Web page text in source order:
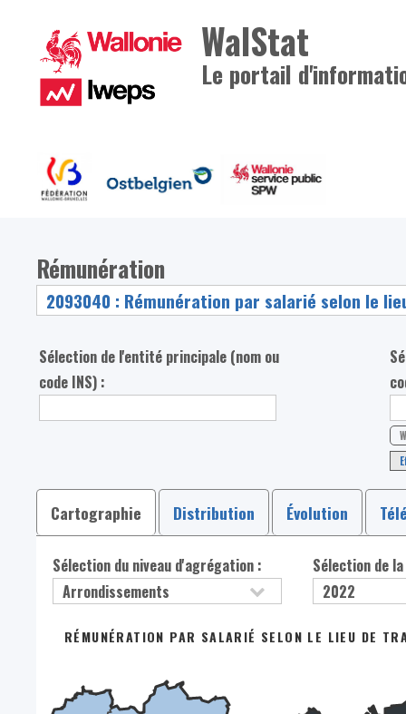
WalStat
Le portail
Rémunération
Sélection de l'entité principale (nom ou
code INS) :
Cartographie Distribution Évolution
Sélection du niveau d'agrégation : Sélection de
RÉMUNÉRATION PAR SALARIÉ SELON LE LIEU DE